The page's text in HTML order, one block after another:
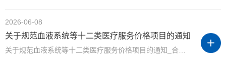
2026-06-08
关于规范血液系统等十二类医疗服务价格项目的通知
关于规范血液系统等十二类医疗服务价格项目的通知_合医保发〔2026〕1号